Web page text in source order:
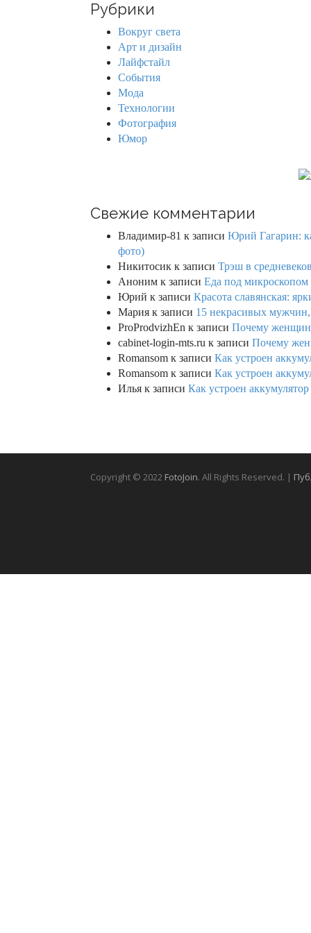
c
Рубрики
Вокруг света
Арт и дизайн
Лайфстайл
События
Мода
Технологии
Фотография
Юмор
Свежие комментарии
Владимир-81 к записи Юрий Гагарин:
фото)
Никитосик к записи Трэш в
Аноним к записи Еда под микроскопом
Юрий к записи Красота славянская:
Мария к записи 15 некрасивых
ProProdvizhEn к записи Почему
cabinet-login-mts.ru к записи Почему
Romansom к записи Как устроен
Romansom к записи Как устроен
Илья к записи Как устроен
Copyright © 2022 FotoJoin. All Rights Reserved. |